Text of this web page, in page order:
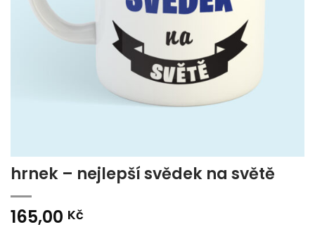
hrnek – nejlepší svědek na světě
165,00 Kč